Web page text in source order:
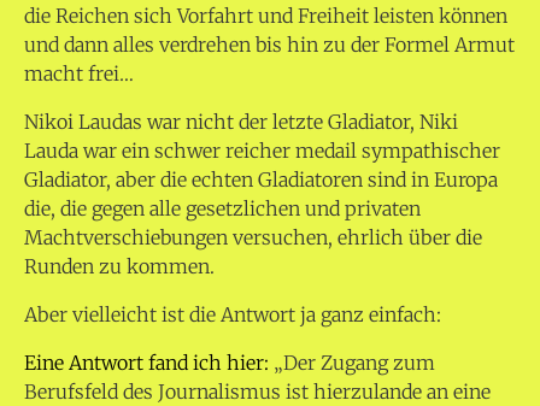
die Reichen sich Vorfahrt und Freiheit leisten können
und dann alles verdrehen bis hin zu der Formel Armut
macht frei…
Nikoi Laudas war nicht der letzte Gladiator, Niki
Lauda war ein schwer reicher medail sympathischer
Gladiator, aber die echten Gladiatoren sind in Europa
die, die gegen alle gesetzlichen und privaten
Machtverschiebungen versuchen, ehrlich über die
Runden zu kommen.
Aber vielleicht ist die Antwort ja ganz einfach:
Eine Antwort fand ich hier: „Der Zugang zum
Berufsfeld des Journalismus ist hierzulande an eine